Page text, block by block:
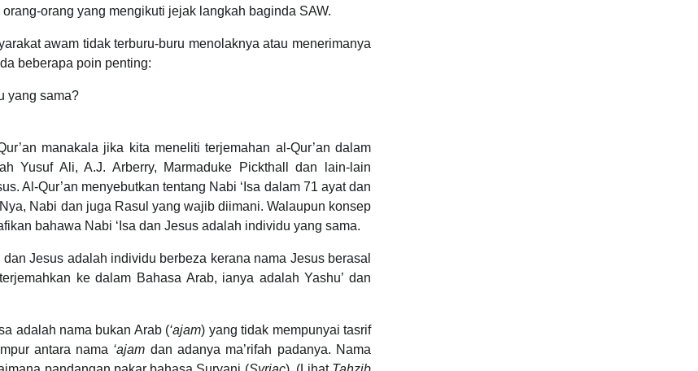
orang yang mengikuti jejak langkah baginda SAW.
awam tidak terburu-buru menolaknya atau menerimanya
beberapa poin penting:
yang sama?
manakala jika kita meneliti terjemahan al-Qur’an dalam
Yusuf Ali, A.J. Arberry, Marmaduke Pickthall dan lain-lain
Al-Qur’an menyebutkan tentang Nabi ‘Isa dalam 71 ayat dan
Nabi dan juga Rasul yang wajib diimani. Walaupun konsep
bahawa Nabi ‘Isa dan Jesus adalah individu yang sama.
Jesus adalah individu berbeza kerana nama Jesus berasal
ke dalam Bahasa Arab, ianya adalah Yashu’ dan
adalah nama bukan Arab (‘ajam) yang tidak mempunyai tasrif
antara nama ‘ajam dan adanya ma’rifah padanya. Nama